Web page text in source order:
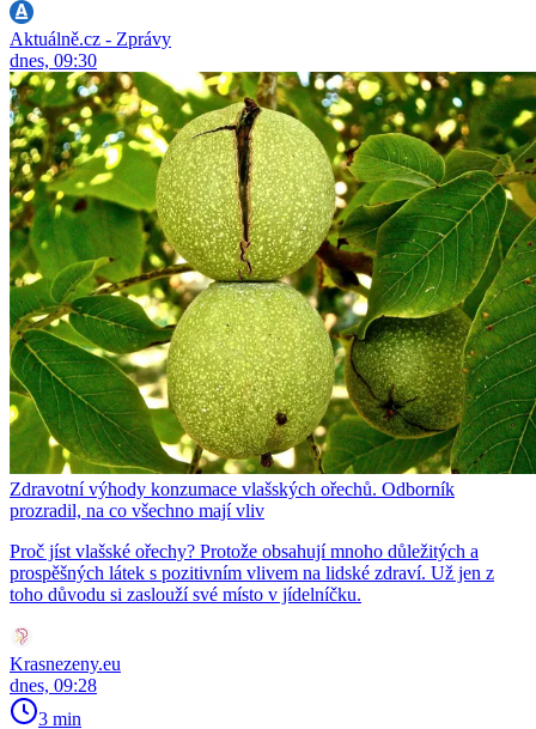
Aktuálně.cz - Zprávy
dnes, 09:30
Zdravotní výhody konzumace vlašských ořechů. Odborník
prozradil, na co všechno mají vliv
Proč jíst vlašské ořechy? Protože obsahují mnoho důležitých a
prospěšných látek s pozitivním vlivem na lidské zdraví. Už jen z
toho důvodu si zaslouží své místo v jídelníčku.
Krasnezeny.eu
dnes, 09:28
3 min